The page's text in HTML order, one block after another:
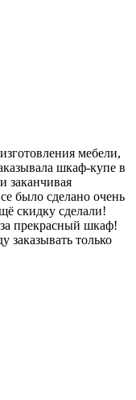
мебели,
шкаф-купе в
заканчивая
было сделано очень
скидку сделали!
за прекрасный шкаф!
заказывать только